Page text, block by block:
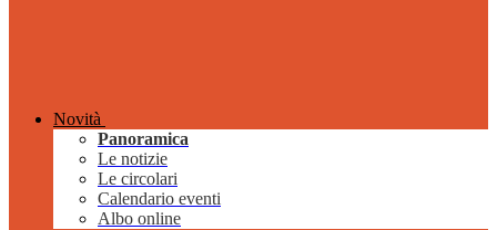
Novità
Panoramica
Le notizie
Le circolari
Calendario eventi
Albo online